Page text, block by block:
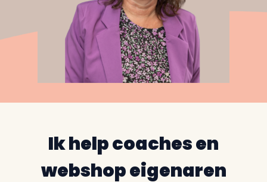
Ik help coaches en
webshop eigenaren